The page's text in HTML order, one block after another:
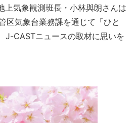
気象観測班長・小林與朗さんは
区気象台業務課を通じて「ひと
J-CASTニュースの取材に思いを